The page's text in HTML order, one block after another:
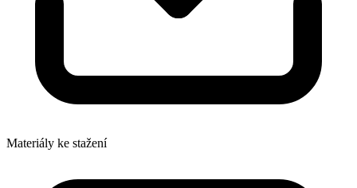
Materiály ke stažení